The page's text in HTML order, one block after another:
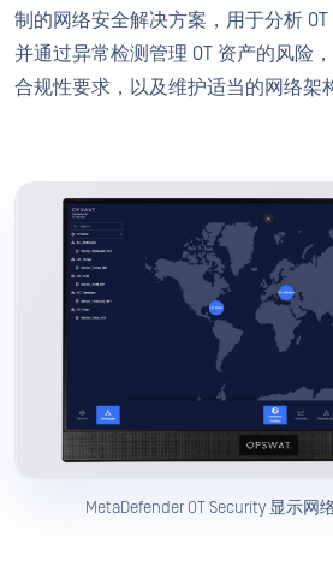
制的网络安全解决方案，用于分析 OT
并通过异常检测管理 OT 资产的风险
合规性要求，以及维护适当的网络架
MetaDefender OT Security 显示网